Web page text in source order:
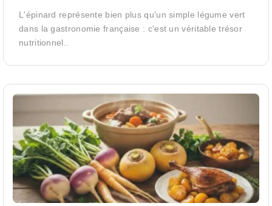
L'épinard représente bien plus qu'un simple légume vert
dans la gastronomie française : c'est un véritable trésor
nutritionnel..